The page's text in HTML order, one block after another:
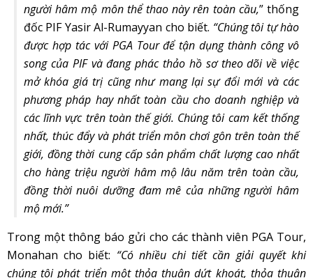
người hâm mộ môn thể thao này rên toàn cầu,” thống
đốc PIF Yasir Al-Rumayyan cho biết. “Chúng tôi tự hào
được hợp tác với PGA Tour để tận dụng thành công vô
song của PIF và đang phác thảo hồ sơ theo dõi về việc
mở khóa giá trị cũng như mang lại sự đổi mới và các
phương pháp hay nhất toàn cầu cho doanh nghiệp và
các lĩnh vực trên toàn thế giới. Chúng tôi cam kết thống
nhất, thúc đẩy và phát triển môn chơi gôn trên toàn thế
giới, đồng thời cung cấp sản phẩm chất lượng cao nhất
cho hàng triệu người hâm mộ lâu năm trên toàn cầu,
đồng thời nuôi dưỡng đam mê của những người hâm
mộ mới.”
Trong một thông báo gửi cho các thành viên PGA Tour,
Monahan cho biết: “Có nhiều chi tiết cần giải quyết khi
chúng tôi phát triển một thỏa thuận dứt khoát, thỏa thuận